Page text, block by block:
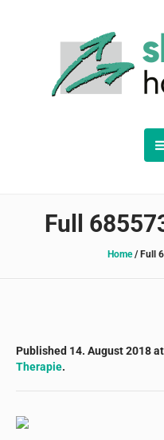
Full
Home / Full
Published 14. August 2018
Therapie.